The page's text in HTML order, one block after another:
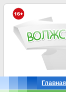
Главная